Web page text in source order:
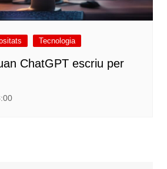
Tecnologia
ChatGPT escriu per